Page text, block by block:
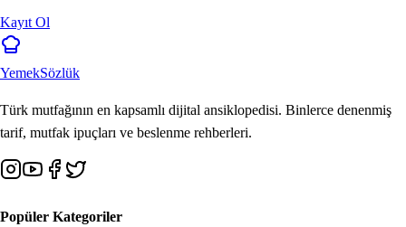
Kayıt Ol
YemekSözlük
Türk mutfağının en kapsamlı dijital ansiklopedisi. Binlerce denenmiş
tarif, mutfak ipuçları ve beslenme rehberleri.
Popüler Kategoriler